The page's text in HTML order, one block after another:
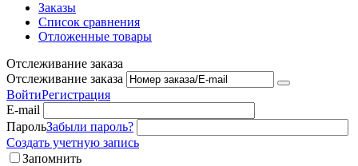
Заказы
Список сравнения
Отложенные товары
Отслеживание заказа
Отслеживание заказа
ВойтиРегистрация
E-mail
ПарольЗабыли пароль?
Создать учетную запись
Запомнить